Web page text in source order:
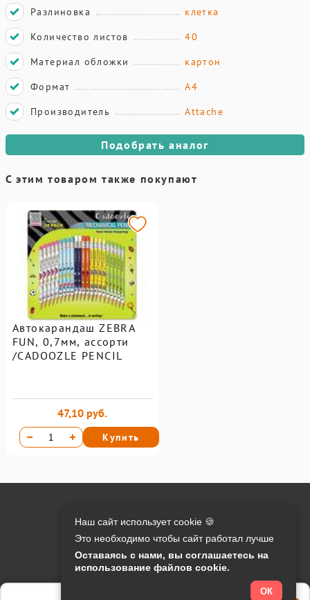
Разлиновка
клетка
Количество листов
40
Материал обложки
картон
Формат
А4
Производитель
Attache
Подобрать аналог
С этим товаром также покупают
Автокарандаш ZEBRA
FUN, 0,7мм, ассорти
/CADOOZLE PENCIL
47,10 руб.
Купить
Контакты:
info@o-manager.ru
Онлайн оплата на сайте:
Наш сайт использует cookie 🍪
Это необходимо чтобы сайт работал лучше
Оставаясь с нами, вы соглашаетесь на
использование файлов cookie.
ОК